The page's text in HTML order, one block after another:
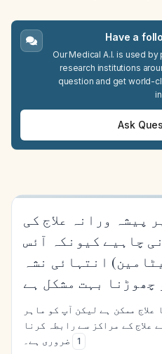
Have a
Our Medical A.I. is used
research institutions
question and get world-
Ask
پیشہ ورانہ علاج کی
چاہیے کیونکہ آئس
انتہائی نشہ
چھوڑنا بہت مشکل ہے
ممکن ہے لیکن آپ کو ماہر
علاج کے مراکز سے رابطہ کرنا
ضروری ہے۔
1